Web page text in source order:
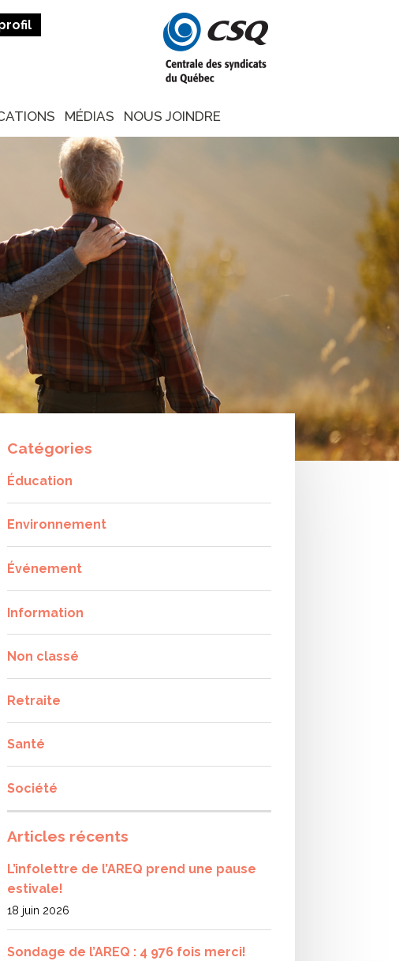
MÉDIAS NOUS JOINDRE
Catégories
Éducation
Environnement
Événement
Information
Non classé
Retraite
Santé
Société
Articles récents
L’infolettre de l’AREQ prend une pause
estivale!
18 juin 2026
Sondage de l’AREQ : 4 976 fois merci!